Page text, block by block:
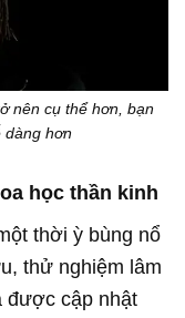
nên cụ thể hơn, bạn
dàng hơn
học thần kinh
thời ỳ bùng nổ
thử nghiệm lâm
được cập nhật